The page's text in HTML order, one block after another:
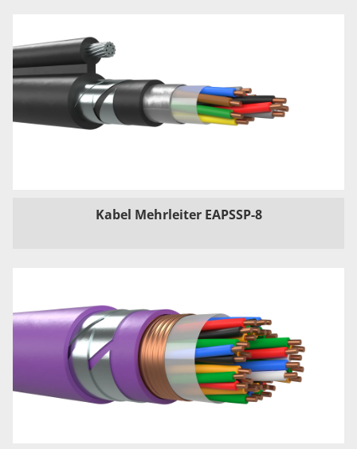
Kabel Mehrleiter EAPSSP-8